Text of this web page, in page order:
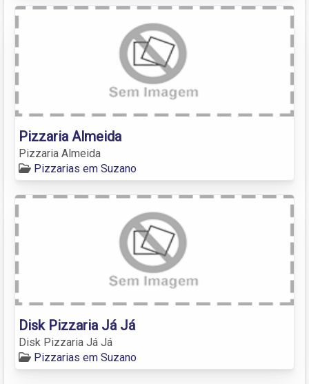
Pizzaria Almeida
Pizzaria Almeida
Pizzarias em Suzano
Disk Pizzaria Já Já
Disk Pizzaria Já Já
Pizzarias em Suzano